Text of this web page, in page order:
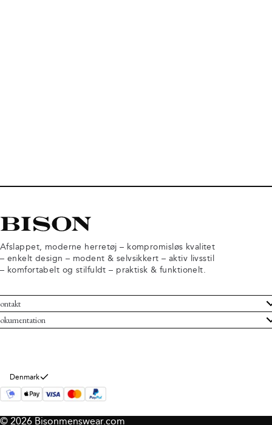
Afslappet, moderne herretøj – kompromisløs kvalitet
– enkelt design – modent & selvsikkert – aktiv livsstil
– komfortabelt og stilfuldt – praktisk & funktionelt.
Bisoninformation
Denmark
© 2026 Bisonmenswear.com